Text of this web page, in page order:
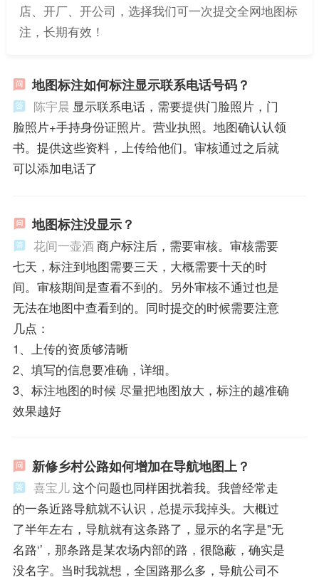
店、开厂、开公司，选择我们可一次提交全网地图标
注，长期有效！
地图标注如何标注显示联系电话号码？
陈宇晨 显示联系电话，需要提供门脸照片，门
脸照片+手持身份证照片。营业执照。地图确认认领
书。提供这些资料，上传给他们。审核通过之后就
可以添加电话了
地图标注没显示？
花间一壶酒 商户标注后，需要审核。审核需要
七天，标注到地图需要三天，大概需要十天的时
间。审核期间是查看不到的。另外审核不通过也是
无法在地图中查看到的。同时提交的时候需要注意
几点：
1、上传的资质够清晰
2、填写的信息要准确，详细。
3、标注地图的时候 尽量把地图放大，标注的越准确
效果越好
新修乡村公路如何增加在导航地图上？
喜宝儿这个问题也同样困扰着我。我曾经常走
的一条近路导航就不认识，总提示我掉头。大概过
了半年左右，导航就有这条路了，显示的名字是"无
名路‘’，那条路是某农场内部的路，很隐蔽，确实是
没名字。当时我就想，全国路那么多，导航公司不